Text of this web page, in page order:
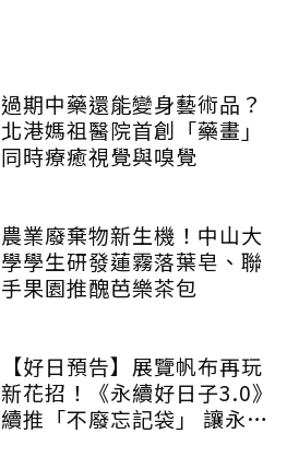
過期中藥還能變身藝術品？
北港媽祖醫院首創「藥畫」
同時療癒視覺與嗅覺
農業廢棄物新生機！中山大
學學生研發蓮霧落葉皂、聯
手果園推醜芭樂茶包
【好日預告】展覽帆布再玩
新花招！《永續好日子3.0》
續推「不廢忘記袋」 讓永續